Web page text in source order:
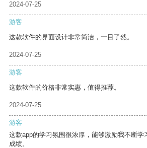
2024-07-25
游客
这款软件的界面设计非常简洁，一目了然。
2024-07-25
游客
这款软件的价格非常实惠，值得推荐。
2024-07-25
游客
这款app的学习氛围很浓厚，能够激励我不断学
成绩。